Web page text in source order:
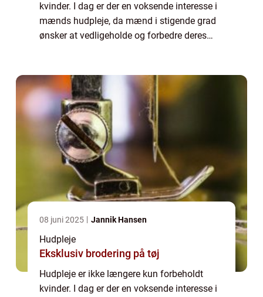
kvinder. I dag er der en voksende interesse i
mænds hudpleje, da mænd i stigende grad
ønsker at vedligeholde og forbedre deres
dens h...
08 juni 2025 Jannik Hansen
Hudpleje
Eksklusiv brodering på tøj
Hudpleje er ikke længere kun forbeholdt
kvinder. I dag er der en voksende interesse i